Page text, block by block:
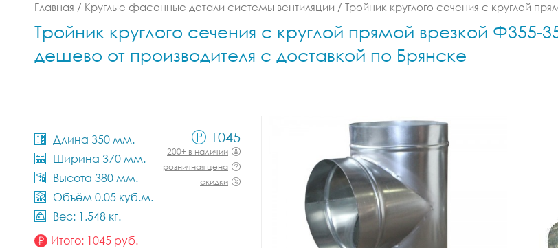
Главная / Круглые фасонные детали системы вентиляции / Тройник круглого сечения с круглой
Тройник круглого сечения с круглой прямой врезкой Ф355-
дешево от производителя с доставкой по Брянске
Длина 350 мм.
Ширина 370 мм.
Высота 380 мм.
Объём 0.05 куб.м.
Вес: 1.548 кг.
1045
200+ в наличии
розничная цена
скидки
Итого: 1045 руб.